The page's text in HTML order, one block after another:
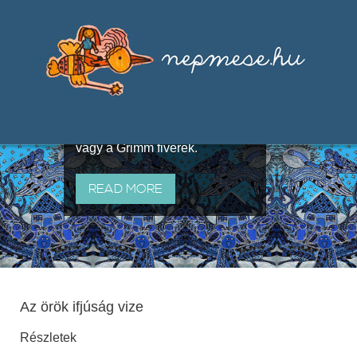
útján terjedő elbeszélésekből,
melyeket olyan ismert gyűjtők
állítottak össze, mint Benedek
vagy a Grimm fivérek.
READ MORE
Az örök ifjúság vize
Részletek